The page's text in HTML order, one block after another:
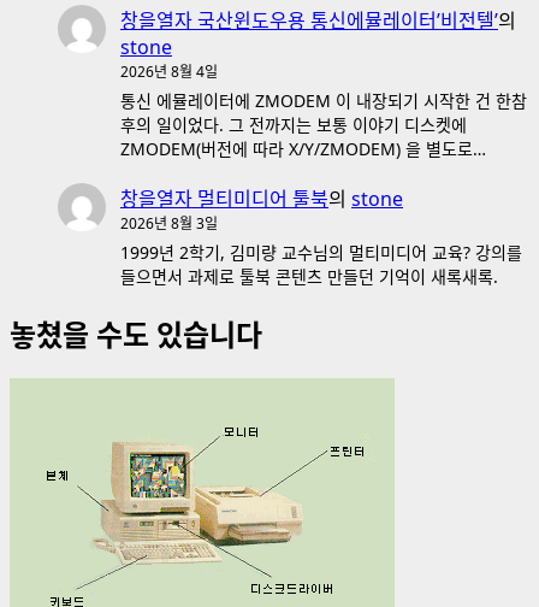
창을열자 국산윈도우용 통신에뮬레이터’비전텔’의
stone
2026년 8월 4일
통신 에뮬레이터에 ZMODEM 이 내장되기 시작한 건 한참
후의 일이었다. 그 전까지는 보통 이야기 디스켓에
ZMODEM(버전에 따라 X/Y/ZMODEM) 을 별도로…
창을열자 멀티미디어 툴북의 stone
2026년 8월 3일
1999년 2학기, 김미량 교수님의 멀티미디어 교육? 강의를
들으면서 과제로 툴북 콘텐츠 만들던 기억이 새록새록.
놓쳤을 수도 있습니다